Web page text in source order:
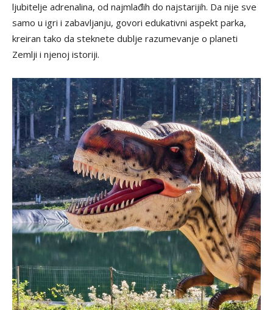
ljubitelje adrenalina, od najmlađih do najstarijih. Da nije sve
samo u igri i zabavljanju, govori edukativni aspekt parka,
kreiran tako da steknete dublje razumevanje o planeti
Zemlji i njenoj istoriji.